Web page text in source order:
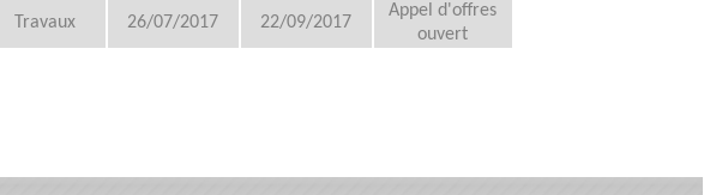
Travaux 26/07/2017 22/09/2017
Appel d'offres
ouvert